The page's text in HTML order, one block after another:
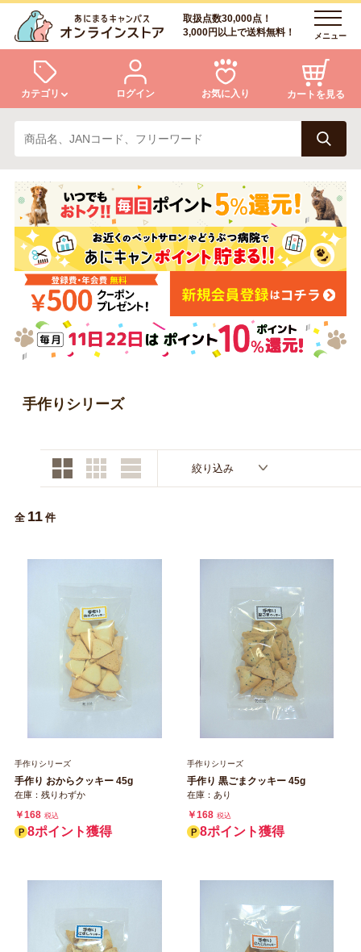
取扱点数30,000点！
3,000円以上で送料無料！
メニュー
カテゴリ
犬 猫
小動物・鳥 アクア・爬虫類・昆虫
ドッグフード キャットフード
美容・ケア用品 服・おさんぽ用品
日用品（デイリー）
トリマーグッズ
ログイン お気に入り カートを見る
ログイン
会員登録
あにまるキャンパスについて
アフターサービス
商品リクエスト
お問い合わせ
手作りシリーズ
絞り込み
全 11 件
手作りシリーズ
手作り おからクッキー 45g
在庫：残りわずか
￥168 税込
8ポイント獲得
手作りシリーズ
手作り 黒ごまクッキー 45g
在庫：あり
￥168 税込
8ポイント獲得